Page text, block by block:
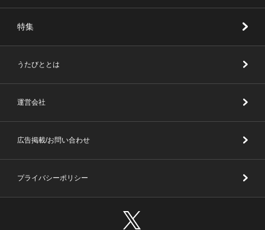
特集
うたびととは
運営会社
広告掲載/お問い合わせ
プライバシーポリシー